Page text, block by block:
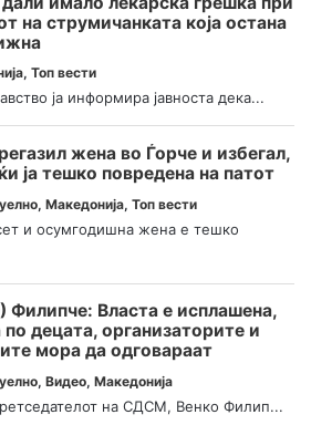
на струмичанката која остана
, Топ вести
ја информира јавноста дека...
жена во Ѓорче и избегал,
ја тешко повредена на патот
, Македонија, Топ вести
и осумгодишна жена е тешко
Филипче: Власта е исплашена,
по децата, организаторите и
мора да одговараат
, Видео, Македонија
на СДСМ, Венко Филип...